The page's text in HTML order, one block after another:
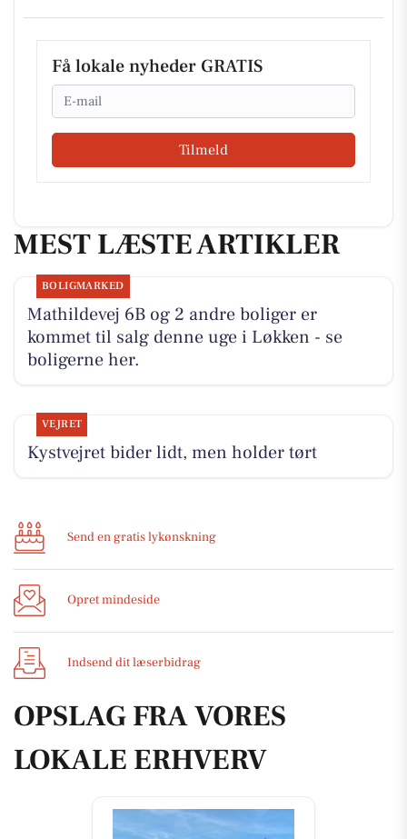
Få lokale nyheder GRATIS
Email
Tilmeld
MEST LÆSTE ARTIKLER
BOLIGMARKED
Mathildevej 6B og 2 andre boliger er
kommet til salg denne uge i Løkken - se
boligerne her.
VEJRET
Kystvejret bider lidt, men holder tørt
Send en gratis lykønskning
Opret mindeside
Indsend dit læserbidrag
OPSLAG FRA VORES
LOKALE ERHVERV